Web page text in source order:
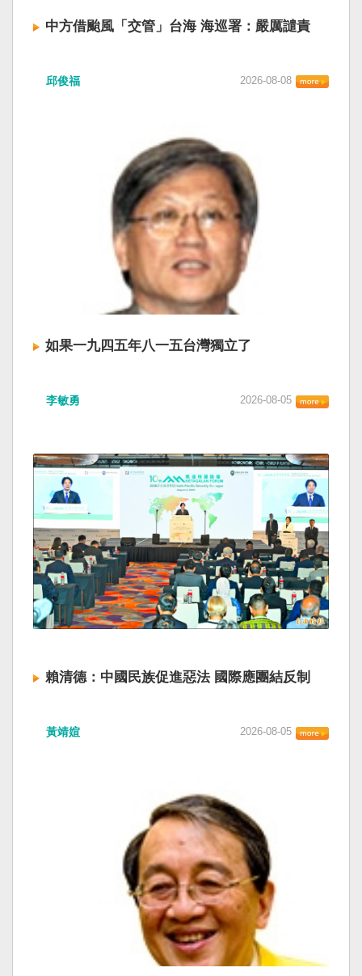
中方借颱風「交管」台海 海巡署：嚴厲譴責
「將對經過台灣海峽南口北上船舶實施交通管
視網） 陸委會：中共無理粗魯聲明 極其可笑 中國
廣東海事局公告，受到颱風白海豚影響，「將對
經過台灣海峽南口北上船舶實施交通管制」。海
巡署昨晚嚴正駁斥，強調中國無任何權利在台灣
海峽實施交通管制。陸委會也表示，中共假借颱
風名義聲稱管制相關海域，違反聯合國海洋法公
約等國際規範，「中共有關部門的無理粗魯聲明
是對國際秩序與規範的無知、漠視與踐踏，極其
可笑」。 中國海事局官網六日公告，颱風白海豚
將影響台灣海峽及周邊海域，廣東海事局決定六
日晚間六時起，對經過台灣海峽南口北上船舶實
施交通管制，各船舶必須遵守交通管制要求，聽
從現場海事管理機構指揮。 海巡署昨表示，台灣
自由」原則，中國無任何權利對該水域實施「管
之實的認知作戰，企圖藉海事管制將台海內水
化，予以最嚴厲譴責，並要求中方恪守國際規
範，避免破壞區域的和平穩定。 海巡署同時強
調，將持續運用聯合情監偵手段，全天候掌握我
國周邊海域動態，目前未偵獲中國船舶異常舉
動，亦未接獲航商反映遭到廣播干擾，提醒航經
該海域之商貨輪，如接獲中方廣播時，無需理會
中方要求，並請立即通報相關單位，海巡署將會
採取一切必要手段，確保船舶航行自由與安全。
邱俊福 2026-08-08
如果一九四五年八一五台灣獨立了
的歷史就不會有中國國民黨，也不會捲入迄今仍
兩岸已有正常外交，中國也可致力提升國民福
祉。 如果一九四五年八一五台灣獨立了，就像二
戰後許多殖民地選擇獨立，成為杭廷頓第二波民
主化的歷史。獨立的台灣會像脫離日本殖民的韓
國，八一五這一天成為獨立紀念日及光復節。不
同於有國家歷史的朝鮮，台灣是新興國家，開展
自己國家的歷史。台灣沒有像朝鮮的左右路線競
逐政權，造成內戰形成南韓、北朝分裂國家的歷
史。或許會有左右路線政黨，形塑台灣的國家之
路。 如果一九四五年八一五台灣獨立了，一九四
史就會是另一種局面，與台灣無關。台灣沒有中
四五年八一五台灣獨立了，台灣會成為東亞漢字
客家話、原住民各族語也不會被壓迫。 如果一九
四五年八一五台灣獨立了，台灣早已是聯合國會
員國，也不至於迄今仍以國體不明的身分爭取加
入聯合國。當然不會捲入國內戰後兩個中國的鬥
爭。當然也沒有以反共為名、行專政之實的卅八
年戒嚴讓許多政治受難者的母親長期在黑夜哭
泣。 如果一九四五年八一五台灣獨立了，台灣早
已民主化，不必有長期戒嚴體制的壓迫，也沒有
隨中國國民黨從中國流亡到台灣形成的流亡殖民
群落留下來的遺民問題。漢字文化圈的國家台灣
李敏勇 2026-08-05
賴清德：中國民族促進惡法 國際應團結反制
「民族團結進步促進法」對各國人民進行政治審
統賴清德昨日於凱達格蘭論壇致詞表示，中國的
「民促法」不僅侵害台灣主權，更透過跨國鎮
壓，對世界各國人民進行政治審查、製造寒蟬效
應，是國際社會應該團結反制的惡法；台灣不會
接受統戰滲透和紅色恐怖、不會坐視中國將壓迫
黑手伸進台灣，或任何自由國家與地區。 不會坐
視北京黑手伸進台灣 賴清德指出，中國上個月不
顧國際反對，實施「民族團結進步促進法」，
「對中政策跨國議會聯盟」（IPAC）隨即發表聲
明，譴責嚴重違反基本人權。他感謝IPAC日本共
同主席中谷元、IPAC執行主任裴倫德昨以行動再
黃靖媗 2026-08-05